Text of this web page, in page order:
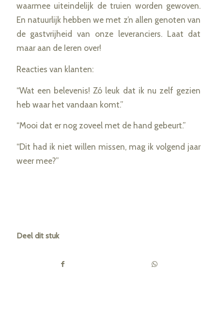
waarmee uiteindelijk de truien worden gewoven.
En natuurlijk hebben we met z’n allen genoten van
de gastvrijheid van onze leveranciers. Laat dat
maar aan de Ieren over!
Reacties van klanten:
“Wat een belevenis! Zó leuk dat ik nu zelf gezien
heb waar het vandaan komt.”
“Mooi dat er nog zoveel met de hand gebeurt.”
“Dit had ik niet willen missen, mag ik volgend jaar
weer mee?”
Deel dit stuk